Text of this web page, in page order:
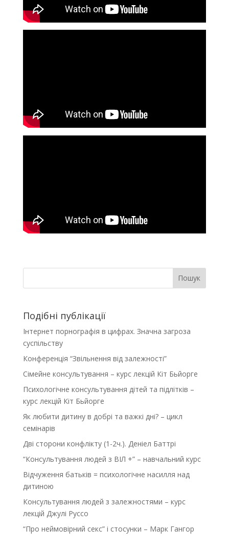
Пошук
Подібні публікації
Інтернет порнографія в цифрах. Значна загроза
суспільству
Конференція “Звільнення від залежності”
Сімейне консультування – курс лекцій Кіт Бьйорге
Психологічне консультування дітей та підлітків –
курс лекцій Кіт Бьйорге
Як любити дитину в добрі та важкі дні? – цикл
семінарів
Дві сторони конфлікту (1-2ч.). Деніел Баттрі
“Консультування людей з ВІЛ +” – навчальний курс
Відчуження батьків = психологічне насилля над
дитиною
Консультування людей з залежностями – курс
лекцій Джулі Руссо
“Про неймовірний секс” і стосунки – Марк Гангор